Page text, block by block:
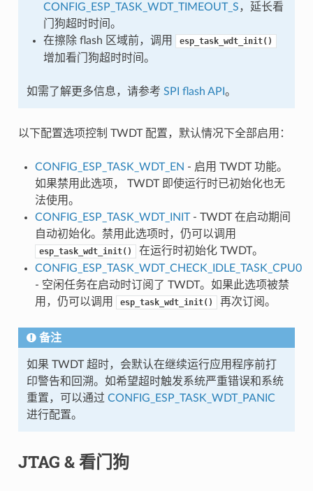
CONFIG_ESP_TASK_WDT_TIMEOUT_S，延长看
门狗超时时间。
在擦除 flash 区域前，调用
esp_task_wdt_init()
增加看门狗超时时间。
如需了解更多信息，请参考 SPI flash API 。
以下配置选项控制 TWDT 配置，默认情况下全部启用：
CONFIG_ESP_TASK_WDT_EN - 启用 TWDT 功能。
如果禁用此选项， TWDT 即使运行时已初始化也无
法使用。
CONFIG_ESP_TASK_WDT_INIT- TWDT 在启动期间
自动初始化。禁用此选项时，仍可以调用
esp_task_wdt_init()
在运行时初始化 TWDT。
CONFIG_ESP_TASK_WDT_CHECK_IDLE_TASK_CPU0
- 空闲任务在启动时订阅了 TWDT。如果此选项被禁
用，仍可以调用
esp_task_wdt_init() 再次订阅。
备注
如果 TWDT 超时，会默认在继续运行应用程序前打
印警告和回溯。如希望超时触发系统严重错误和系统
重置，可以通过 CONFIG_ESP_TASK_WDT_PANIC
进行配置。
JTAG & 看门狗